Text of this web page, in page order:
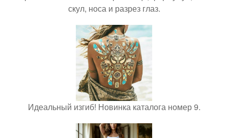
скул, носа и разрез глаз.
Идеальный изгиб! Новинка каталога номер 9.